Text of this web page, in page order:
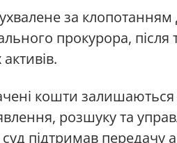
за
прокурора,
кошти залишаються
розшуку та
підтримав передачу